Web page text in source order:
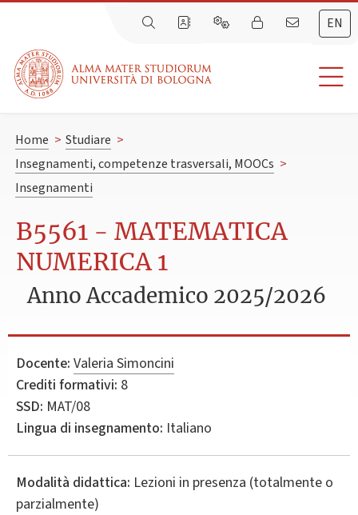
EN
Home > Studiare >
Insegnamenti, competenze trasversali, MOOCs >
Insegnamenti
B5561 - MATEMATICA
NUMERICA 1
Anno Accademico 2025/2026
Docente: Valeria Simoncini
Crediti formativi: 8
SSD: MAT/08
Lingua di insegnamento: Italiano
Modalità didattica: Lezioni in presenza (totalmente o
parzialmente)